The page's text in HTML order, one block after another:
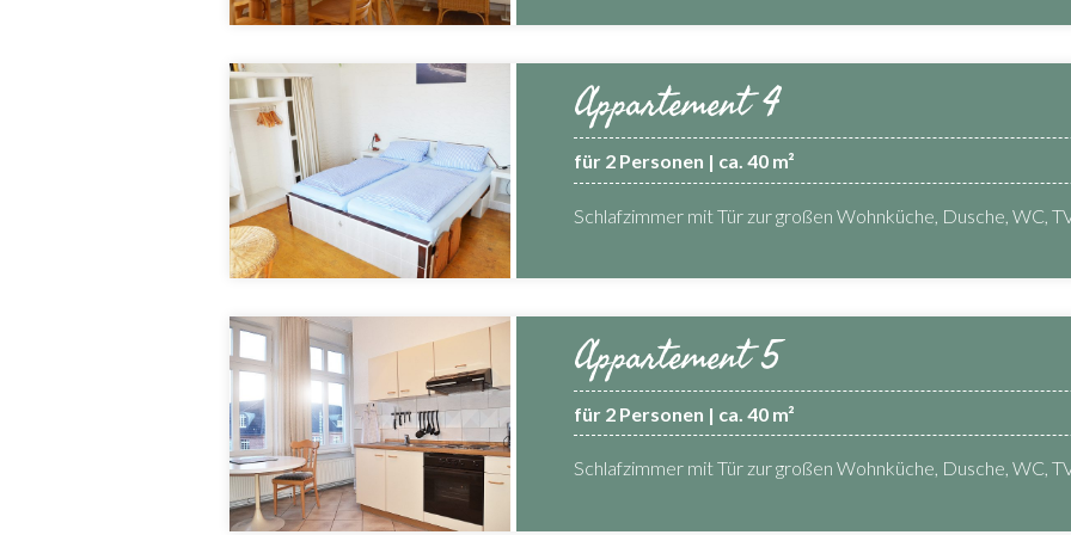
Appartement 4
für 2 Personen | ca. 40 m²
Schlafzimmer mit Tür zur großen Wohnküche, Dusche, WC,
Appartement 5
für 2 Personen | ca. 40 m²
Schlafzimmer mit Tür zur großen Wohnküche, Dusche, WC,